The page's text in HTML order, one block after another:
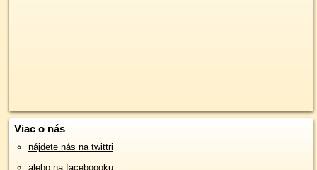
Viac o nás
nájdete nás na twittri
alebo na faceboooku